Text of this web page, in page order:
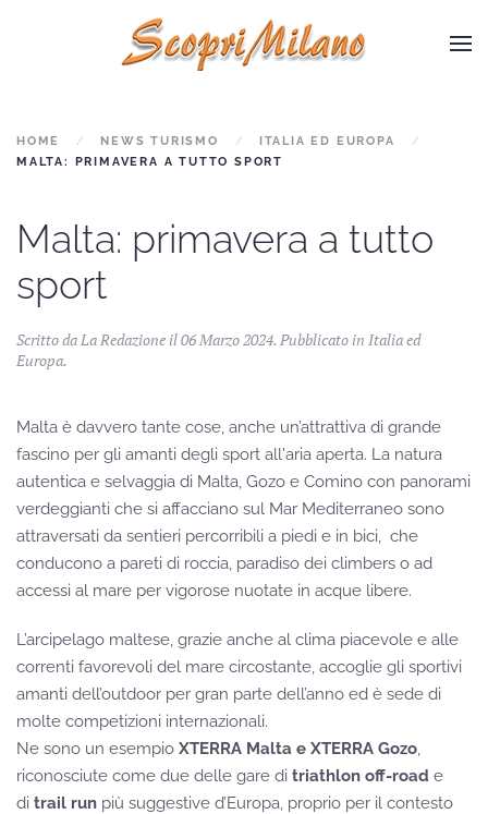
Skip to main content
HOME NEWS TURISMO
ITALIA ED EUROPA
MALTA: PRIMAVERA A TUTTO SPORT
Malta: primavera a tutto
sport
Scritto da La Redazione il06 Marzo 2024. Pubblicato in Italia ed
Europa.
Malta è davvero tante cose, anche un’attrattiva di grande
fascino per gli amanti degli sport all'aria aperta. La natura
autentica e selvaggia di Malta, Gozo e Comino con panorami
verdeggianti che si affacciano sul Mar Mediterraneo sono
attraversati da sentieri percorribili a piedi e in bici, che
conducono a pareti di roccia, paradiso dei climbers o ad
accessi al mare per vigorose nuotate in acque libere.
L’arcipelago maltese, grazie anche al clima piacevole e alle
correnti favorevoli del mare circostante, accoglie gli sportivi
amanti dell’outdoor per gran parte dell’anno ed è sede di
molte competizioni internazionali.
Ne sono un esempio XTERRA Malta e XTERRA Gozo,
riconosciute come due delle gare di triathlon off-road e
di trail run più suggestive d’Europa, proprio per il contesto